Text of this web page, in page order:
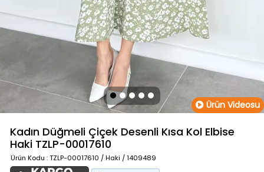
Ürün Videosu
Kadın Düğmeli Çiçek Desenli Kısa Kol Elbise
Haki TZLP-00017610
Ürün Kodu : TZLP-00017610 / Haki / 1409489